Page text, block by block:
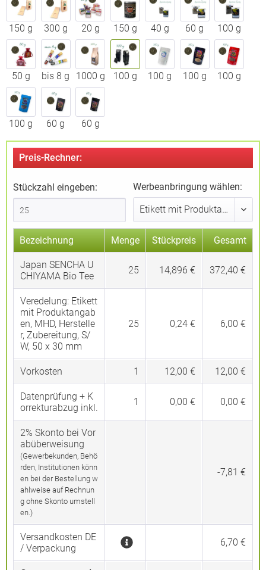
150 g 300 g 20 g 150 g 40 g 60 g 100 g
50 g bis 8 g 1000 g 100 g 100 g 100 g 100 g
100 g 60 g 60 g
Preis-Rechner:
Stückzahl eingeben: Werbeanbringung wählen:
Bezeichnung Menge Stückpreis Gesamt
Japan SENCHA U
CHIYAMA Bio Tee
25 14,896 € 372,40 €
Veredelung: Etikett
mit Produktangab
en, MHD, Herstelle
r, Zubereitung, S/
W, 50 x 30 mm
25 0,24 € 6,00 €
Vorkosten 1 12,00 € 12,00 €
Datenprüfung + K
orrekturabzug inkl.
1 0,00 € 0,00 €
2% Skonto bei Vor
abüberweisung
(Gewerbekunden, Behö
rden, Institutionen könn
en bei der Bestellung w
ahlweise auf Rechnun
g ohne Skonto umstell
en.)
-7,81 €
Versandkosten DE
/ Verpackung
6,70 €